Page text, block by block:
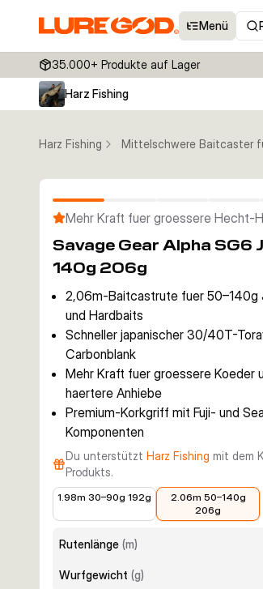
Menü
35.000+ Produkte auf Lager
Harz Fishing
Harz Fishing Mittelschwere Baitcaster
Mehr Kraft fuer groessere Hecht-
Savage Gear Alpha
140g 206g
2,06m-Baitcastrute fuer 50–140g
und Hardbaits
Schneller japanischer 30/40T-
Carbonblank
Mehr Kraft fuer groessere Koeder
haertere Anhiebe
Premium-Korkgriff mit Fuji- und
Komponenten
Du unterstützt Harz Fishing mit dem
Produkts.
1.98m 30–90g 192g
2.06m 50–140g
206g
Rutenlänge (m)
Wurfgewicht (g)